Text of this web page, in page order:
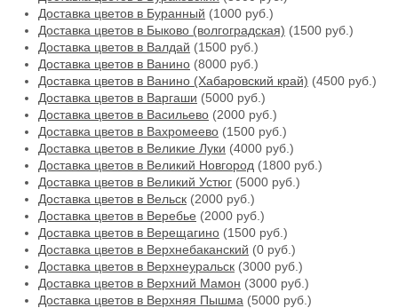
Доставка цветов в Буранный (1000 руб.)
Доставка цветов в Быково (волгоградская) (1500 руб.)
Доставка цветов в Валдай (1500 руб.)
Доставка цветов в Ванино (8000 руб.)
Доставка цветов в Ванино (Хабаровский край) (4500 руб.)
Доставка цветов в Варгаши (5000 руб.)
Доставка цветов в Васильево (2000 руб.)
Доставка цветов в Вахромеево (1500 руб.)
Доставка цветов в Великие Луки (4000 руб.)
Доставка цветов в Великий Новгород (1800 руб.)
Доставка цветов в Великий Устюг (5000 руб.)
Доставка цветов в Вельск (2000 руб.)
Доставка цветов в Веребье (2000 руб.)
Доставка цветов в Верещагино (1500 руб.)
Доставка цветов в Верхнебаканский (0 руб.)
Доставка цветов в Верхнеуральск (3000 руб.)
Доставка цветов в Верхний Мамон (3000 руб.)
Доставка цветов в Верхняя Пышма (5000 руб.)